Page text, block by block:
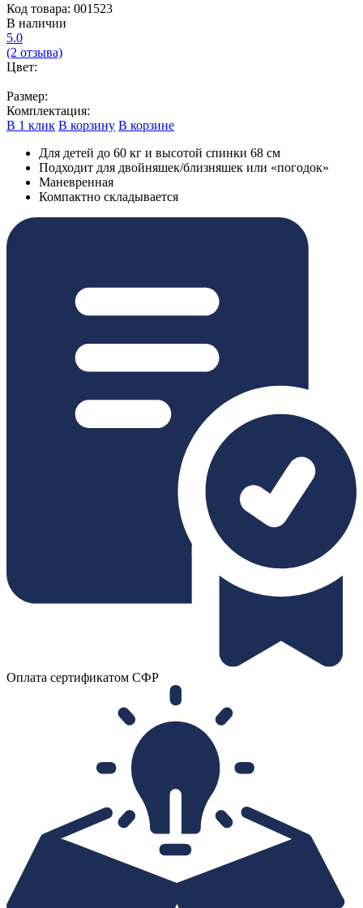
Код товара: 001523
В наличии
5.0
(2 отзыва)
Цвет:
Размер:
Комплектация:
В 1 клик В корзину В корзине
Для детей до 60 кг и высотой спинки 68 см
Подходит для двойняшек/близняшек или «погодок»
Маневренная
Компактно складывается
Оплата сертификатом СФР